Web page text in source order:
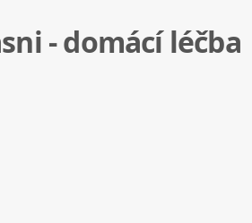
- domácí léčba